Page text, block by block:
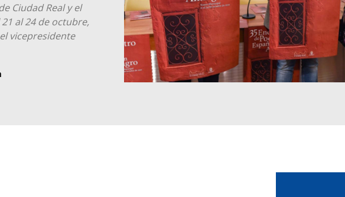
Ciudad Real y el
al 24 de octubre,
vicepresidente